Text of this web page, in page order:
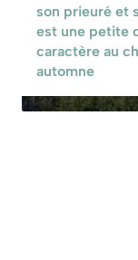
d’automne à
de Paris
son prieuré et
est une petite
caractère au
automne